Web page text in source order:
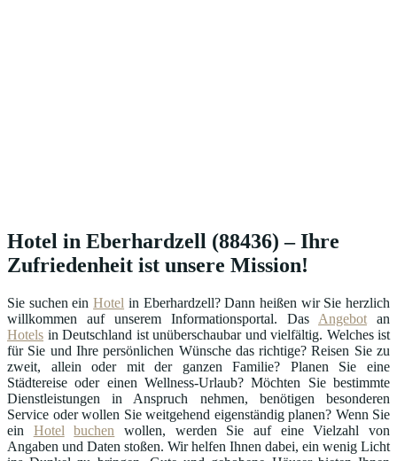
Hotel in Eberhardzell (88436) – Ihre
Zufriedenheit ist unsere Mission!
Sie suchen einHotel in Eberhardzell? Dann heißen wir Sie herzlich
willkommen auf unserem Informationsportal. Das Angebot an
Hotels in Deutschland ist unüberschaubar und vielfältig. Welches ist
für Sie und Ihre persönlichen Wünsche das richtige? Reisen Sie zu
zweit, allein oder mit der ganzen Familie? Planen Sie eine
Städtereise oder einen Wellness-Urlaub? Möchten Sie bestimmte
Dienstleistungen in Anspruch nehmen, benötigen besonderen
Service oder wollen Sie weitgehend eigenständig planen? Wenn Sie
ein Hotel buchen wollen, werden Sie auf eine Vielzahl von
Angaben und Daten stoßen. Wir helfen Ihnen dabei, ein wenig Licht